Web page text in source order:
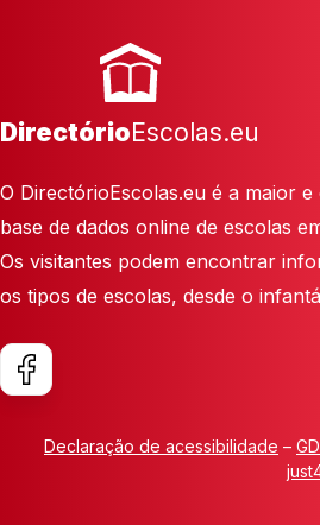
DirectórioEscolas.eu
O DirectórioEscolas.eu é a maior
base de dados online de escolas
Os visitantes podem encontrar
os tipos de escolas, desde o
Declaração de acessibilidade –